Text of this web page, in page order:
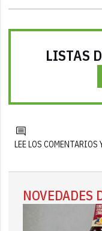
LISTAS
LEE LOS
NOVEDADES